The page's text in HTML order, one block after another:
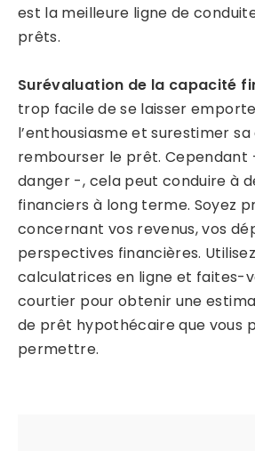
est la meilleure ligne de
prêts.
Surévaluation de la capacité
trop facile de se laisser
l’enthousiasme et surestimer
rembourser le prêt. Cependant
danger -, cela peut conduire à
financiers à long terme. Soyez
concernant vos revenus, vos
perspectives financières.
calculatrices en ligne et faites-
courtier pour obtenir une
de prêt hypothécaire que vous
permettre.